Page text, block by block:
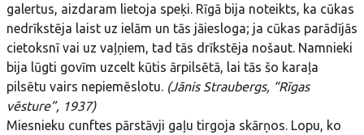
galertus, aizdaram lietoja speķi. Rīgā bija noteikts, ka cūkas
nedrīkstēja laist uz ielām un tās jāiesloga; ja cūkas parādījās
cietoksnī vai uz vaļņiem, tad tās drīkstēja nošaut. Namnieki
bija lūgti govīm uzcelt kūtis ārpilsētā, lai tās šo karaļa
pilsētu vairs nepiemēslotu. (Jānis Straubergs, “Rīgas
vēsture”, 1937)
Miesnieku cunftes pārstāvji gaļu tirgoja skārņos. Lopu, ko